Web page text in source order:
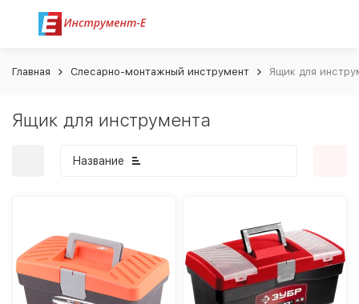
Главная Слесарно-монтажный инструмент Ящик для
Ящик для инструмента
Название
покупателей